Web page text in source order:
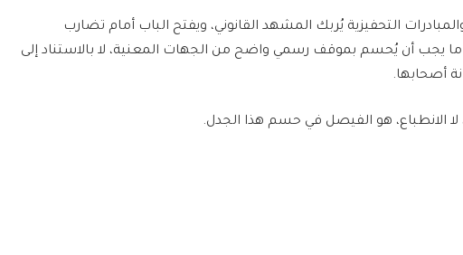
التحفيزية يُربك المشهد القانوني، ويفتح الباب أمام تضارب
يجب أن يُحسم بموقف رسمي واضح من الجهات المعنية، لا بالاستناد إلى
أصحابها.
لا الانطباع، هو الفيصل في حسم هذا الجدل.